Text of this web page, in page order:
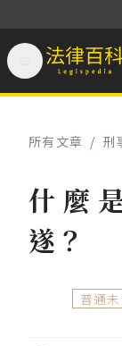
法律百科
所有文章 / 刑
什麼
遂？
普通